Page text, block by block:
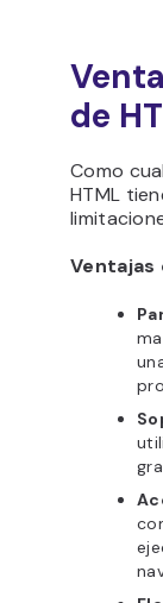
de
Como
HTML
Ventajas